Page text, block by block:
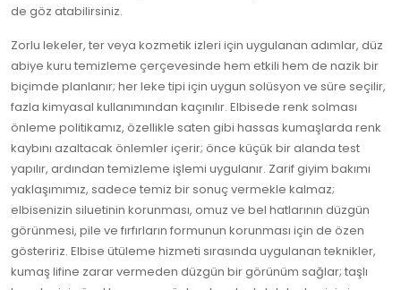
de göz atabilirsiniz.
Zorlu lekeler, ter veya kozmetik izleri için uygulanan adımlar, düz
abiye kuru temizleme çerçevesinde hem etkili hem de nazik bir
biçimde planlanır; her leke tipi için uygun solüsyon ve süre seçilir,
fazla kimyasal kullanımından kaçınılır. Elbisede renk solması
önleme politikamız, özellikle saten gibi hassas kumaşlarda renk
kaybını azaltacak önlemler içerir; önce küçük bir alanda test
yapılır, ardından temizleme işlemi uygulanır. Zarif giyim bakımı
yaklaşımımız, sadece temiz bir sonuç vermekle kalmaz;
elbisenizin siluetinin korunması, omuz ve bel hatlarının düzgün
görünmesi, pile ve fırfırların formunun korunması için de özen
gösteririz. Elbise ütüleme hizmeti sırasında uygulanan teknikler,
kumaş lifine zarar vermeden düzgün bir görünüm sağlar; taşlı